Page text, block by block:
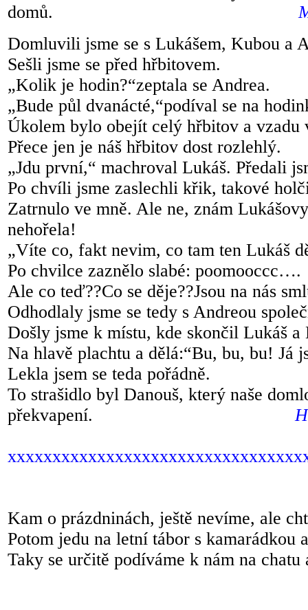
domů.
Domluvili jsme se s Lukášem, Kubou a
Sešli jsme se před hřbitovem.
„Kolik je hodin?“zeptala se Andrea.
„Bude půl dvanácté,“podíval se na
Úkolem bylo obejít celý hřbitov a
Přece jen je náš hřbitov dost rozlehlý.
„Jdu první,“ machroval Lukáš. Předali
Po chvíli jsme zaslechli křik, takové
Zatrnulo ve mně. Ale ne, znám
nehořela!
„Víte co, fakt nevim, co tam ten Lukáš
Po chvilce zaznělo slabé: poomooccc….
Ale co teď??Co se děje??Jsou na nás
Odhodlaly jsme se tedy s Andreou
Došly jsme k místu, kde skončil Lukáš
Na hlavě plachtu a dělá:“Bu, bu, bu! Já
Lekla jsem se teda pořádně.
To strašidlo byl Danouš, který naše
překvapení.
Kam o prázdninách, ještě nevíme, ale
Potom jedu na letní tábor s kamarádkou
Taky se určitě podíváme k nám na